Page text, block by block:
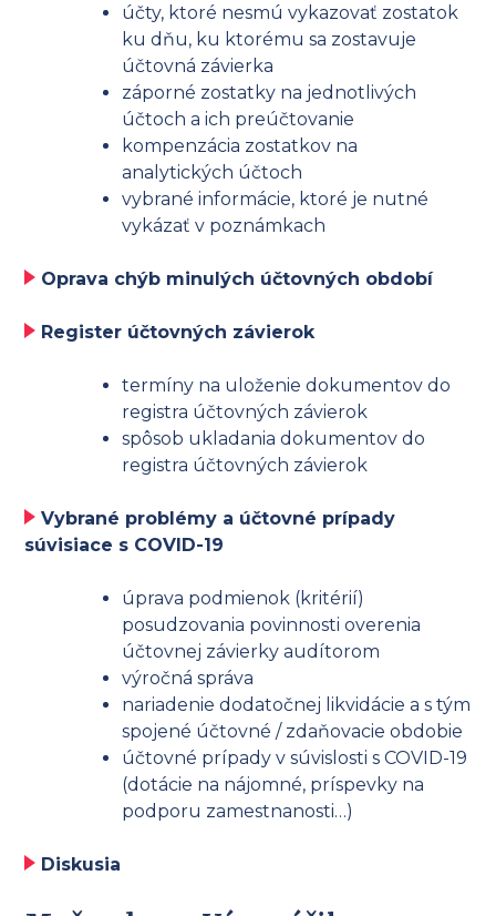
účty, ktoré nesmú vykazovať zostatok
ku dňu, ku ktorému sa zostavuje
účtovná závierka
záporné zostatky na jednotlivých
účtoch a ich preúčtovanie
kompenzácia zostatkov na
analytických účtoch
vybrané informácie, ktoré je nutné
vykázať v poznámkach
Oprava chýb minulých účtovných období
Register účtovných závierok
termíny na uloženie dokumentov do
registra účtovných závierok
spôsob ukladania dokumentov do
registra účtovných závierok
Vybrané problémy a účtovné prípady
súvisiace s COVID-19
úprava podmienok (kritérií)
posudzovania povinnosti overenia
účtovnej závierky audítorom
výročná správa
nariadenie dodatočnej likvidácie a s tým
spojené účtovné / zdaňovacie obdobie
účtovné prípady v súvislosti s COVID-19
(dotácie na nájomné, príspevky na
podporu zamestnanosti…)
Diskusia